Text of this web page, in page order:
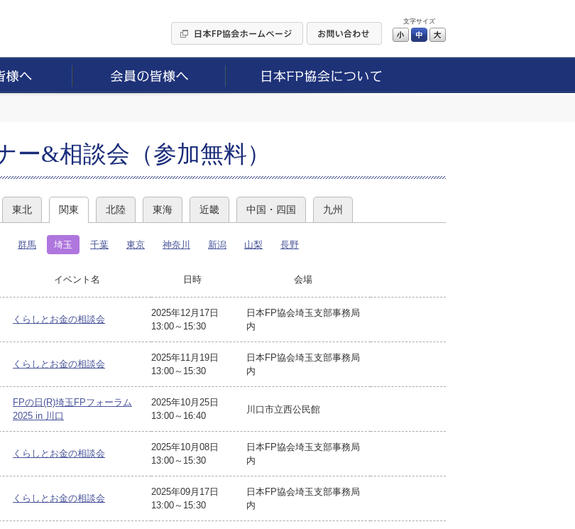
文字サイズ
小 中
ー&相談会（参加無料）
東北 関東 北陸 東海 近畿 中国・四国 九州
群馬 埼玉 千葉 東京 神奈川 新潟 山梨 長野
イベント名 日時 会場
くらしとお金の相談会
2025年12月17日
13:00～15:30
日本FP協会埼玉支部事務局
内
くらしとお金の相談会
2025年11月19日
13:00～15:30
日本FP協会埼玉支部事務局
内
FPの日(R)埼玉FPフォーラム
2025 in 川口
2025年10月25日
13:00～16:40
川口市立西公民館
くらしとお金の相談会
2025年10月08日
13:00～15:30
日本FP協会埼玉支部事務局
内
くらしとお金の相談会
2025年09月17日
13:00～15:30
日本FP協会埼玉支部事務局
内